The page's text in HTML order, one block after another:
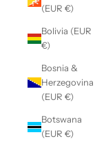
(EUR €)
Bolivia (EUR
€)
Bosnia &
Herzegovina
(EUR €)
Botswana
(EUR €)